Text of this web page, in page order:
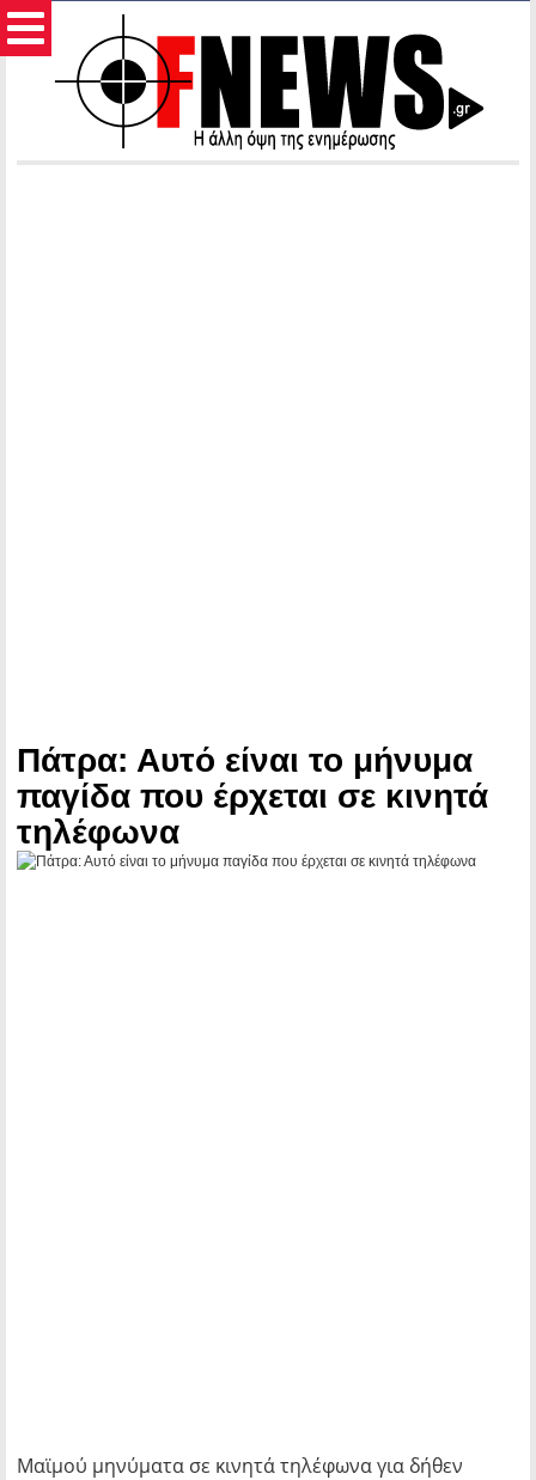
Πάτρα: Αυτό είναι το μήνυμα
παγίδα που έρχεται σε κινητά
τηλέφωνα
Μαϊμού μηνύματα σε κινητά τηλέφωνα για δήθεν